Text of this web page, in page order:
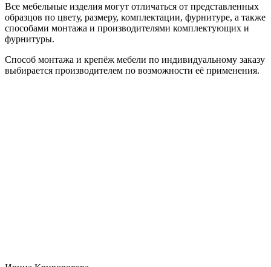
Все мебельные изделия могут отличаться от представленных
образцов по цвету, размеру, комплектации, фурнитуре, а также
способами монтажа и производителями комплектующих и
фурнитуры.
Способ монтажа и крепёж мебели по индивидуальному заказу
выбирается производителем по возможности её применения.